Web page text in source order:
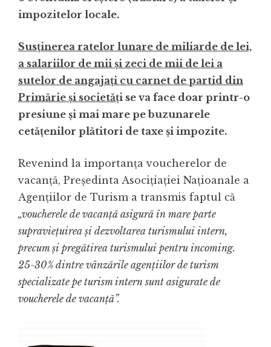
impozitelor locale.
Susținerea ratelor lunare de miliarde de lei,
a salariilor de mii și zeci de mii de lei a
sutelor de angajați cu carnet de partid din
Primărie și societăți se va face doar printr-o
presiune și mai mare pe buzunarele
cetățenilor plătitori de taxe și impozite.
Revenind la importanța voucherelor de
vacanță, Președinta Asocițiației Națioanale a
Agențiilor de Turism a transmis faptul că
„voucherele de vacanţă asigură în mare parte
supravieţuirea şi dezvoltarea turismului intern,
precum şi pregătirea turismului pentru incoming.
25-30% dintre vânzările agenţiilor de turism
specializate pe turism intern sunt asigurate de
voucherele de vacanţă”.